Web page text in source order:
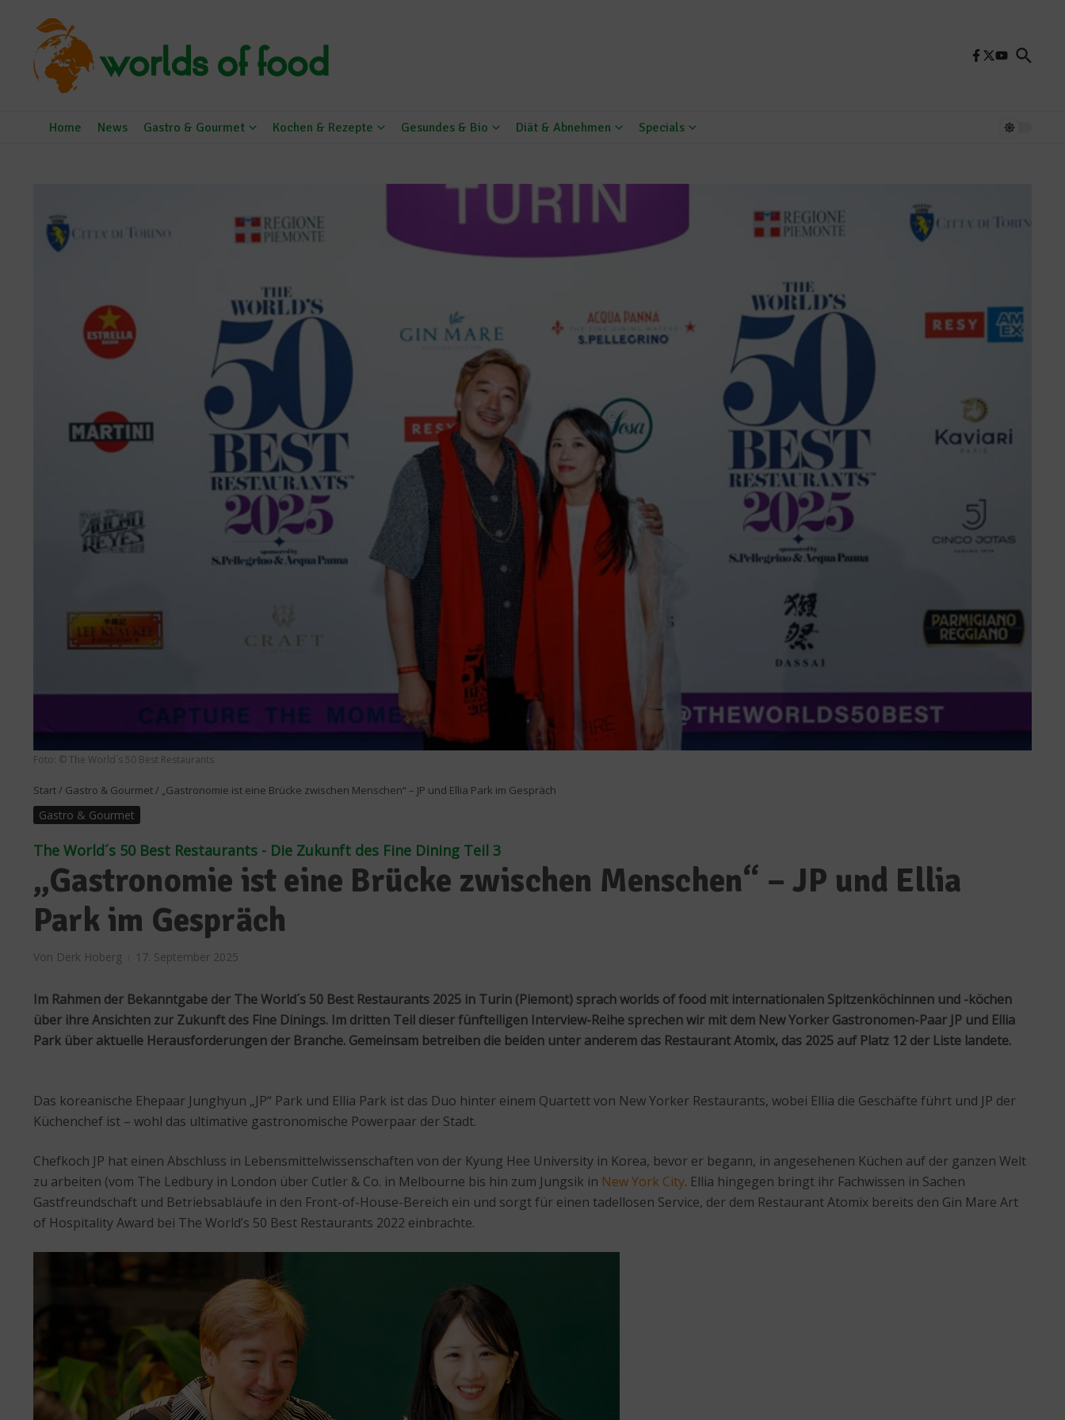
Home News Gastro & Gourmet Kochen & Rezepte Gesundes & Bio Diät & Abnehmen Specials
Foto: © The World´s 50 Best Restaurants
Start/ Gastro & Gourmet/ „Gastronomie ist eine Brücke zwischen Menschen“ – JP und Ellia Park im Gespräch
Gastro & Gourmet
The World´s 50 Best Restaurants - Die Zukunft des Fine Dining Teil 3
„Gastronomie ist eine Brücke zwischen Menschen“ – JP und Ellia
Park im Gespräch
Von Derk Hoberg 17. September 2025
Im Rahmen der Bekanntgabe der The World´s 50 Best Restaurants 2025 in Turin (Piemont) sprach worlds of food mit internationalen Spitzenköchinnen und -köchen
über ihre Ansichten zur Zukunft des Fine Dinings. Im dritten Teil dieser fünfteiligen Interview-Reihe sprechen wir mit dem New Yorker Gastronomen-Paar JP und Ellia
Park über aktuelle Herausforderungen der Branche. Gemeinsam betreiben die beiden unter anderem das Restaurant Atomix, das 2025 auf Platz 12 der Liste landete.
Das koreanische Ehepaar Junghyun „JP“ Park und Ellia Park ist das Duo hinter einem Quartett von New Yorker Restaurants, wobei Ellia die Geschäfte führt und JP der
Küchenchef ist – wohl das ultimative gastronomische Powerpaar der Stadt.
Chefkoch JP hat einen Abschluss in Lebensmittelwissenschaften von der Kyung Hee University in Korea, bevor er begann, in angesehenen Küchen auf der ganzen Welt
zu arbeiten (vom The Ledbury in London über Cutler & Co. in Melbourne bis hin zum Jungsik in New York City. Ellia hingegen bringt ihr Fachwissen in Sachen
Gastfreundschaft und Betriebsabläufe in den Front-of-House-Bereich ein und sorgt für einen tadellosen Service, der dem Restaurant Atomix bereits den Gin Mare Art
of Hospitality Award bei The World’s 50 Best Restaurants 2022 einbrachte.